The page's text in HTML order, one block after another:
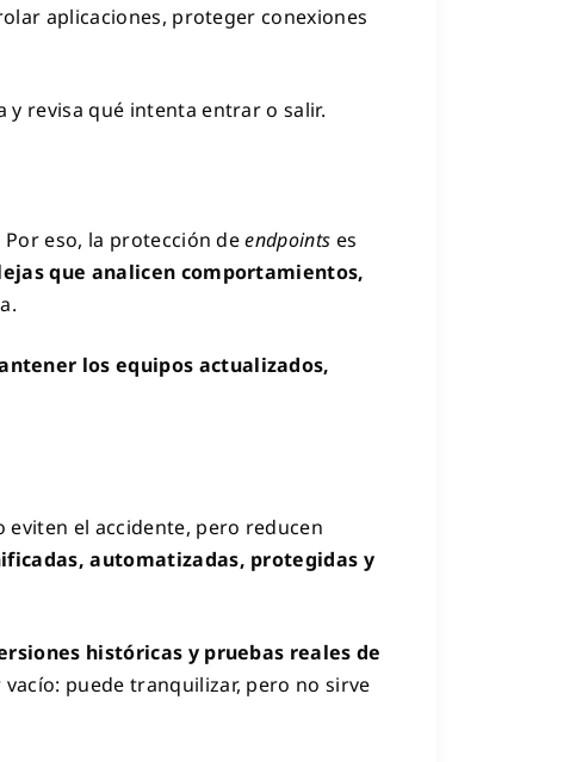
aplicaciones, proteger conexiones
y revisa qué intenta entrar o salir.
eso, la protección deendpoints es
que analicen comportamientos,
los equipos actualizados,
el accidente, pero reducen
automatizadas, protegidas y
históricas y pruebas reales de
puede tranquilizar, pero no sirve